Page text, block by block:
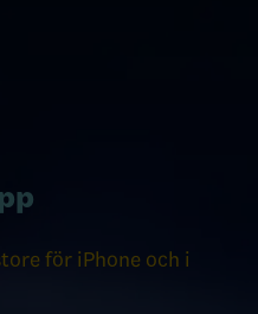
för iPhone och i